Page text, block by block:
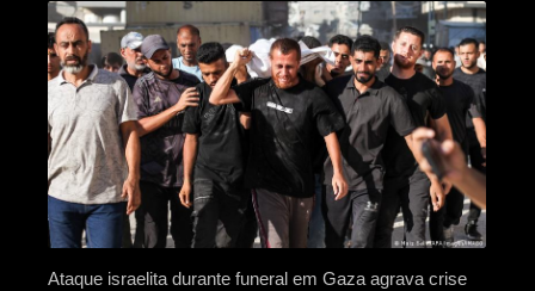
Ataque israelita durante funeral em Gaza agrava crise